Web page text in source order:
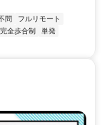
問
フルリモート
完全歩合制
単発